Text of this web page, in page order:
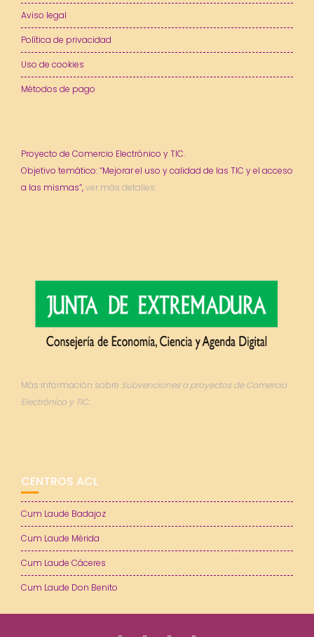
Aviso legal
Política de privacidad
Uso de cookies
Métodos de pago
Proyecto de Comercio Electrónico y TIC.
Objetivo temático: “Mejorar el uso y calidad de las TIC y el acceso
a las mismas”,ver más detalles.
Más información sobre Subvenciones a proyectos de Comercio
Electrónico y TIC.
CENTROS ACL
Cum Laude Badajoz
Cum Laude Mérida
Cum Laude Cáceres
Cum Laude Don Benito